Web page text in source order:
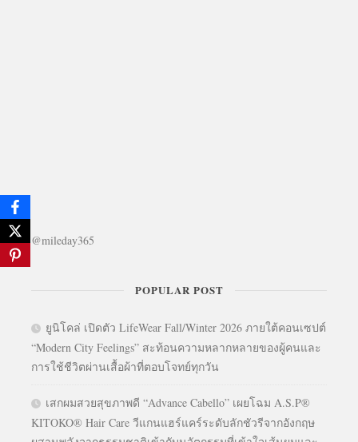
@mileday365
POPULAR POST
ยูนิโคล่ เปิดตัว LifeWear Fall/Winter 2026 ภายใต้คอนเซปต์
“Modern City Feelings” สะท้อนความหลากหลายของผู้คนและ
การใช้ชีวิตผ่านเสื้อผ้าที่ตอบโจทย์ทุกวัน
เสกผมสวยสุขภาพดี “Advance Cabello” เผยโฉม A.S.P®
KITOKO® Hair Care วีแกนแฮร์แคร์ระดับลักชัวรีจากอังกฤษ